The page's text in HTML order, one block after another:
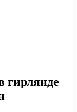
гирлянде